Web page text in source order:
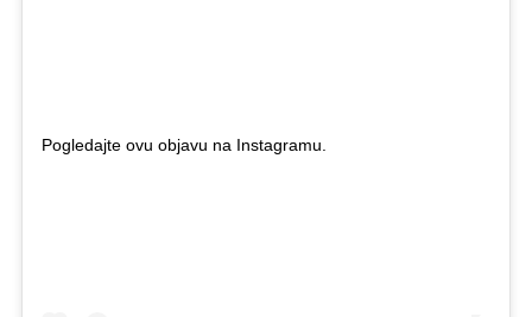
Pogledajte ovu objavu na Instagramu.